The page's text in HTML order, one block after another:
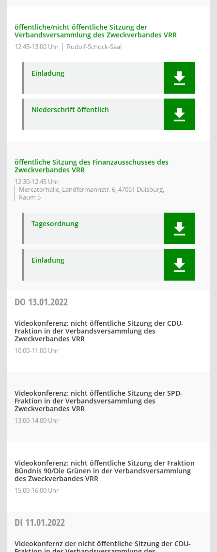
öffentliche/nicht öffentliche Sitzung der
Verbandsversammlung des Zweckverbandes VRR
12:45-13:00 Uhr Rudolf-Schock-Saal
Einladung
Niederschrift öffentlich
öffentliche Sitzung des Finanzausschusses des
Zweckverbandes VRR
12:30-12:45 Uhr
Mercatorhalle, Landfermannstr. 6, 47051 Duisburg,
Raum 5
Tagesordnung
Einladung
DO 13.01.2022
Videokonferenz: nicht öffentliche Sitzung der CDU-
Fraktion in der Verbandsversammlung des
Zweckverbandes VRR
10:00-11:00 Uhr
Videokonferenz: nicht öffentliche Sitzung der SPD-
Fraktion in der Verbandsversammlung des
Zweckverbandes VRR
13:00-14:00 Uhr
Videokonferenz: nicht öffentliche Sitzung der Fraktion
Bündnis 90/Die Grünen in der Verbandsversammlung
des Zweckverbandes VRR
15:00-16:00 Uhr
DI 11.01.2022
Videokonfernz der nicht öffentliche Sitzung der CDU-